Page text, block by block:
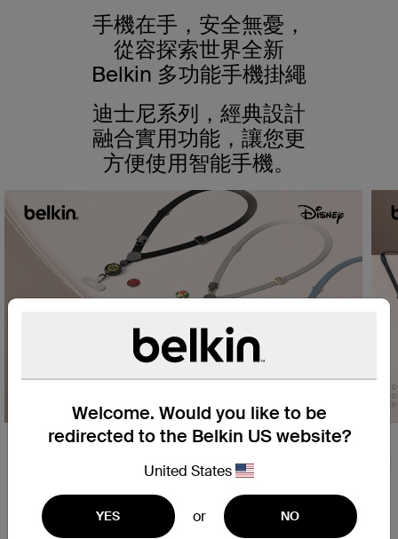
Welcome. Would you like to be
redirected to the Belkin US website?
United States
YES or NO
手機在手，安全無憂，
從容探索世界全新
Belkin 多功能手機掛繩
迪士尼系列，經典設計
融合實用功能，讓您更
方便使用智能手機。
獨家磁扣多用途智慧型手機使
用
磁性 Versa-Buckle 以耐用的金
屬製成，製作過程精妙可靠。